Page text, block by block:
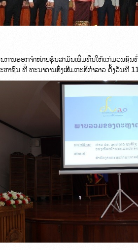
ນການອອກຈຳໜ່າຍຮຸ້ນສາມັນເພີ່ມທຶນໃຫ້ແກ່ມວນຊົນ
າຊົນ ທີ່ ທະນາຄານສົ່ງເສີມກະສິກຳລາວ ຄັ້ງວັນທີ